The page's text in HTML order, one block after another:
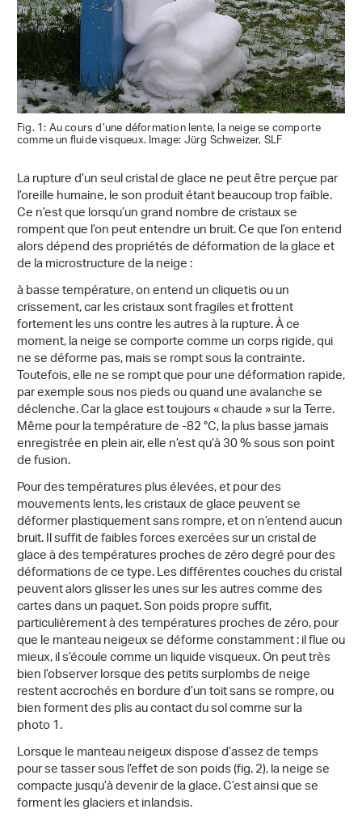
Fig. 1: Au cours d’une déformation lente, la neige se comporte
comme un fluide visqueux. Image: Jürg Schweizer, SLF
La rupture d’un seul cristal de glace ne peut être perçue par
l’oreille humaine, le son produit étant beaucoup trop faible.
Ce n’est que lorsqu’un grand nombre de cristaux se
rompent que l’on peut entendre un bruit. Ce que l’on entend
alors dépend des propriétés de déformation de la glace et
de la microstructure de la neige :
à basse température, on entend un cliquetis ou un
crissement, car les cristaux sont fragiles et frottent
fortement les uns contre les autres à la rupture. À ce
moment, la neige se comporte comme un corps rigide, qui
ne se déforme pas, mais se rompt sous la contrainte.
Toutefois, elle ne se rompt que pour une déformation rapide,
par exemple sous nos pieds ou quand une avalanche se
déclenche. Car la glace est toujours « chaude » sur la Terre.
Même pour la température de -82 °C, la plus basse jamais
enregistrée en plein air, elle n’est qu’à 30 % sous son point
de fusion.
Pour des températures plus élevées, et pour des
mouvements lents, les cristaux de glace peuvent se
déformer plastiquement sans rompre, et on n’entend aucun
bruit. Il suffit de faibles forces exercées sur un cristal de
glace à des températures proches de zéro degré pour des
déformations de ce type. Les différentes couches du cristal
peuvent alors glisser les unes sur les autres comme des
cartes dans un paquet. Son poids propre suffit,
particulièrement à des températures proches de zéro, pour
que le manteau neigeux se déforme constamment : il flue ou
mieux, il s’écoule comme un liquide visqueux. On peut très
bien l’observer lorsque des petits surplombs de neige
restent accrochés en bordure d’un toit sans se rompre, ou
bien forment des plis au contact du sol comme sur la
photo 1.
Lorsque le manteau neigeux dispose d’assez de temps
pour se tasser sous l’effet de son poids (fig. 2), la neige se
compacte jusqu’à devenir de la glace. C’est ainsi que se
forment les glaciers et inlandsis.